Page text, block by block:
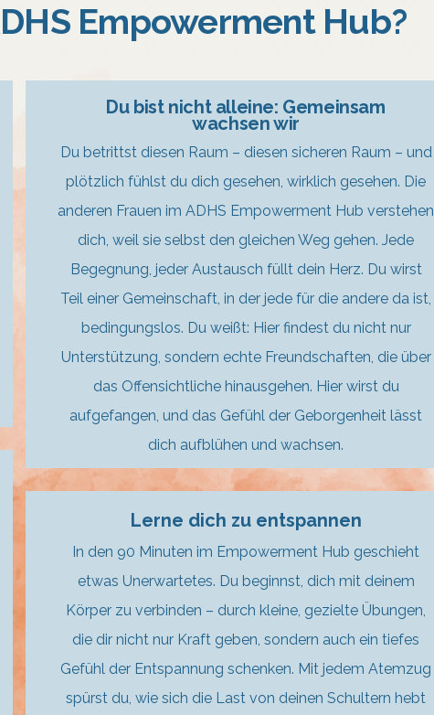
Empowerment Hub?
Du bist nicht alleine: Gemeinsam
wachsen wir
Du betrittst diesen Raum – diesen sicheren Raum – und
plötzlich fühlst du dich gesehen, wirklich gesehen. Die
anderen Frauen im ADHS Empowerment Hub verstehen
dich, weil sie selbst den gleichen Weg gehen. Jede
Begegnung, jeder Austausch füllt dein Herz. Du wirst
Teil einer Gemeinschaft, in der jede für die andere da ist,
bedingungslos. Du weißt: Hier findest du nicht nur
Unterstützung, sondern echte Freundschaften, die über
das Offensichtliche hinausgehen. Hier wirst du
aufgefangen, und das Gefühl der Geborgenheit lässt
dich aufblühen und wachsen.
Lerne dich zu entspannen
In den 90 Minuten im Empowerment Hub geschieht
etwas Unerwartetes. Du beginnst, dich mit deinem
Körper zu verbinden – durch kleine, gezielte Übungen,
die dir nicht nur Kraft geben, sondern auch ein tiefes
Gefühl der Entspannung schenken. Mit jedem Atemzug
spürst du, wie sich die Last von deinen Schultern hebt